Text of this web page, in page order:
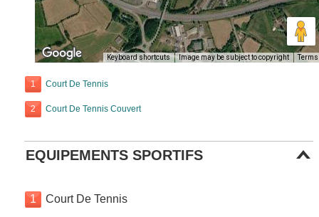
Keyboard shortcuts Image may be subject to copyright Terms
1 Court De Tennis
2 Court De Tennis Couvert
EQUIPEMENTS SPORTIFS
1 Court De Tennis